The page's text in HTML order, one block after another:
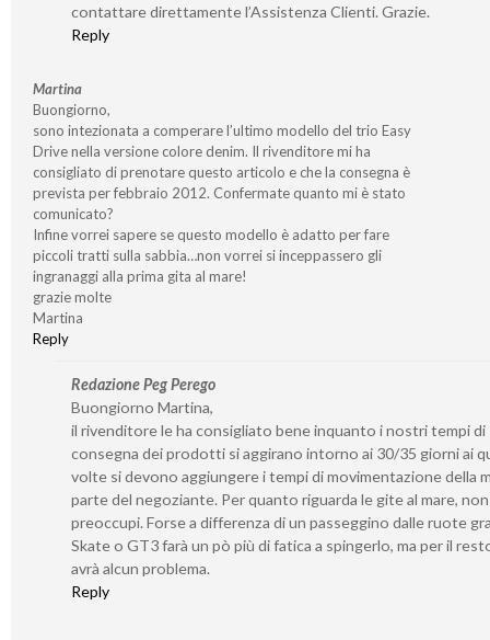
contattare direttamente l’Assistenza Clienti. Grazie.
Reply
Martina
Buongiorno,
sono intezionata a comperare l’ultimo modello del trio Easy
Drive nella versione colore denim. Il rivenditore mi ha
consigliato di prenotare questo articolo e che la consegna è
prevista per febbraio 2012. Confermate quanto mi è stato
comunicato?
Infine vorrei sapere se questo modello è adatto per fare
piccoli tratti sulla sabbia…non vorrei si inceppassero gli
ingranaggi alla prima gita al mare!
grazie molte
Martina
Reply
Redazione Peg Perego
Buongiorno Martina,
il rivenditore le ha consigliato bene inquanto i nostri tempi di
consegna dei prodotti si aggirano intorno ai 30/35 giorni ai
volte si devono aggiungere i tempi di movimentazione della
parte del negoziante. Per quanto riguarda le gite al mare,
preoccupi. Forse a differenza di un passeggino dalle ruote
Skate o GT3 farà un pò più di fatica a spingerlo, ma per il
avrà alcun problema.
Reply